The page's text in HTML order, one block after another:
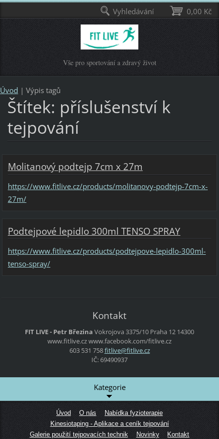
Vše pro sportování a zdravý život
Úvod | Výpis tagů
Štítek: příslušenství k
tejpování
Molitanový podtejp 7cm x 27m
https://www.fitlive.cz/products/molitanovy-podtejp-7cm-x-
27m/
Podtejpové lepidlo 300ml TENSO SPRAY
https://www.fitlive.cz/products/podtejpove-lepidlo-300ml-
tenso-spray/
Kontakt
FIT LIVE - Petr Březina Vokrojova 3375/10 Praha 12 14300
www.fitlive.czwww.facebook.com/fitlive.cz
603 531 758fitlive@fitlive.cz
IČ: 69490937
Kategorie
Úvod O nás
Nabídka fyzioterapie
Kinesiotaping - Aplikace a ceník tejpování
Galerie použití tejpovacích technik
Novinky Kontakt
0,00 Kč
Vyhledávání